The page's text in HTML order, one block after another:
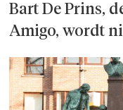
Bart De Prins,
Amigo, wordt